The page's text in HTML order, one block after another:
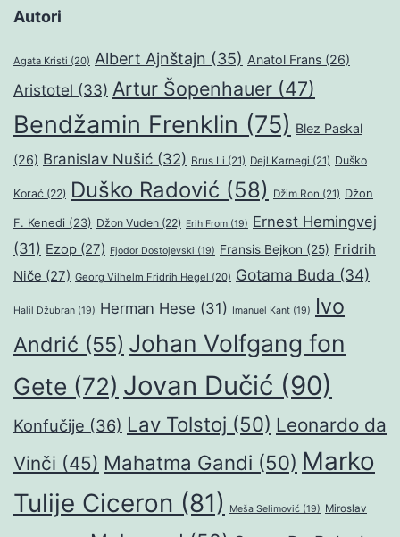
Autori
Agata Kristi (20) Albert Ajnštajn (35) Anatol Frans (26)
Aristotel (33) Artur Šopenhauer (47)
Bendžamin Frenklin (75) Blez Paskal
(26) Branislav Nušić (32) Brus Li (21) Dejl Karnegi (21) Duško
Korać (22) Duško Radović (58) Džim Ron (21) Džon
F. Kenedi (23) Džon Vuden (22) Erih From (19) Ernest Hemingvej
(31) Ezop (27) Fjodor Dostojevski (19) Fransis Bejkon (25) Fridrih
Niče (27) Georg Vilhelm Fridrih Hegel (20) Gotama Buda (34)
Halil Džubran (19) Herman Hese (31) Imanuel Kant (19)
Ivo
Andrić (55) Johan Volfgang fon
Gete (72) Jovan Dučić (90)
Konfučije (36) Lav Tolstoj (50) Leonardo da
Vinči (45) Mahatma Gandi (50) Marko
Tulije Ciceron (81) Meša Selimović (19) Miroslav